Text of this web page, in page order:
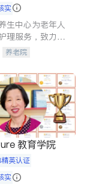
实
生中心为老年人
理服务，致力于
护理创新来有效
养老院
教育学院
英认证
实